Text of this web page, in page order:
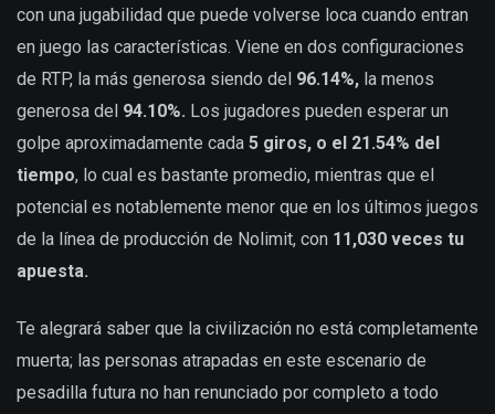
con una jugabilidad que puede volverse loca cuando entran
en juego las características. Viene en dos configuraciones
de RTP, la más generosa siendo del 96.14%, la menos
generosa del 94.10%. Los jugadores pueden esperar un
golpe aproximadamente cada 5 giros, o el 21.54% del
tiempo, lo cual es bastante promedio, mientras que el
potencial es notablemente menor que en los últimos juegos
de la línea de producción de Nolimit, con 11,030 veces tu
apuesta.
Te alegrará saber que la civilización no está completamente
muerta; las personas atrapadas en este escenario de
pesadilla futura no han renunciado por completo a todo